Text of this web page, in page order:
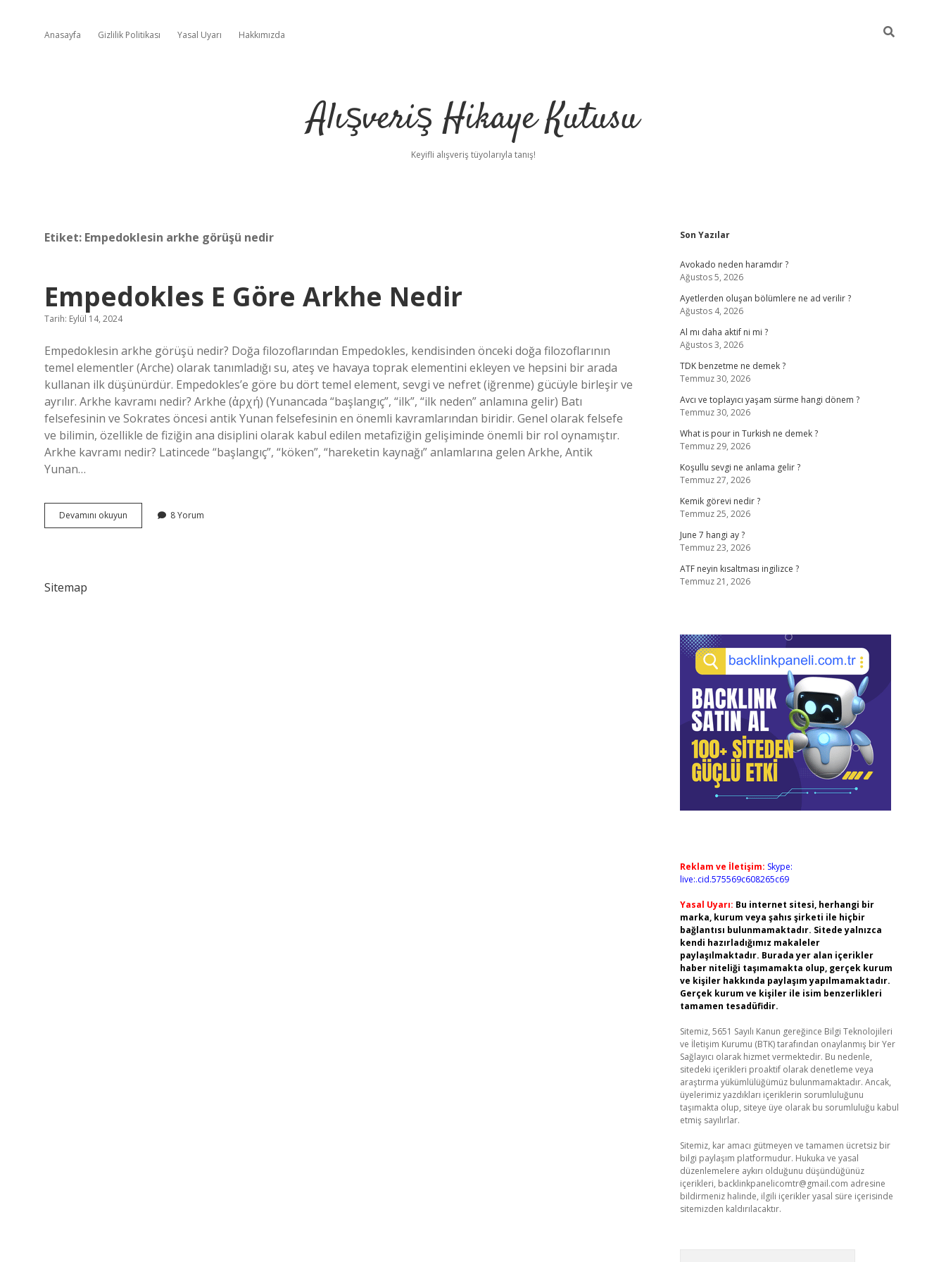
Anasayfa Gizlilik Politikası Yasal Uyarı Hakkımızda
Alışveriş Hikaye Kutusu
Keyifli alışveriş tüyolarıyla tanış!
Etiket: Empedoklesin arkhe görüşü nedir
Empedokles E Göre Arkhe Nedir
Tarih: Eylül 14, 2024
Empedoklesin arkhe görüşü nedir? Doğa filozoflarından Empedokles, kendisinden önceki doğa filozoflarının
temel elementler (Arche) olarak tanımladığı su, ateş ve havaya toprak elementini ekleyen ve hepsini bir arada
kullanan ilk düşünürdür. Empedokles’e göre bu dört temel element, sevgi ve nefret (iğrenme) gücüyle birleşir ve
ayrılır. Arkhe kavramı nedir? Arkhe (ἀρχή) (Yunancada “başlangıç”, “ilk”, “ilk neden” anlamına gelir) Batı
felsefesinin ve Sokrates öncesi antik Yunan felsefesinin en önemli kavramlarından biridir. Genel olarak felsefe
ve bilimin, özellikle de fiziğin ana disiplini olarak kabul edilen metafiziğin gelişiminde önemli bir rol oynamıştır.
Arkhe kavramı nedir? Latincede “başlangıç”, “köken”, “hareketin kaynağı” anlamlarına gelen Arkhe, Antik
Yunan…
Devamını okuyun Empedokles
E
8 Yorum
Sitemap
Sidebar
Son Yazılar
Avokado neden haramdır ?
Ağustos 5, 2026
Ayetlerden oluşan bölümlere ne ad verilir ?
Ağustos 4, 2026
Al mı daha aktif ni mi ?
Ağustos 3, 2026
TDK benzetme ne demek ?
Temmuz 30, 2026
Avcı ve toplayıcı yaşam sürme hangi dönem ?
Temmuz 30, 2026
What is pour in Turkish ne demek ?
Temmuz 29, 2026
Koşullu sevgi ne anlama gelir ?
Temmuz 27, 2026
Kemik görevi nedir ?
Temmuz 25, 2026
June 7 hangi ay ?
Temmuz 23, 2026
ATF neyin kısaltması ingilizce ?
Temmuz 21, 2026
Reklam ve İletişim: Skype:
live:.cid.575569c608265c69
Yasal Uyarı: Bu internet sitesi, herhangi bir
marka, kurum veya şahıs şirketi ile hiçbir
bağlantısı bulunmamaktadır. Sitede yalnızca
kendi hazırladığımız makaleler
paylaşılmaktadır. Burada yer alan içerikler
haber niteliği taşımamakta olup, gerçek kurum
ve kişiler hakkında paylaşım yapılmamaktadır.
Gerçek kurum ve kişiler ile isim benzerlikleri
tamamen tesadüfidir.
Sitemiz, 5651 Sayılı Kanun gereğince Bilgi Teknolojileri
ve İletişim Kurumu (BTK) tarafından onaylanmış bir Yer
Sağlayıcı olarak hizmet vermektedir. Bu nedenle,
sitedeki içerikleri proaktif olarak denetleme veya
araştırma yükümlülüğümüz bulunmamaktadır. Ancak,
üyelerimiz yazdıkları içeriklerin sorumluluğunu
taşımakta olup, siteye üye olarak bu sorumluluğu kabul
etmiş sayılırlar.
Sitemiz, kar amacı gütmeyen ve tamamen ücretsiz bir
bilgi paylaşım platformudur. Hukuka ve yasal
düzenlemelere aykırı olduğunu düşündüğünüz
içerikleri, backlinkpanelicomtr@gmail.com adresine
bildirmeniz halinde, ilgili içerikler yasal süre içerisinde
sitemizden kaldırılacaktır.